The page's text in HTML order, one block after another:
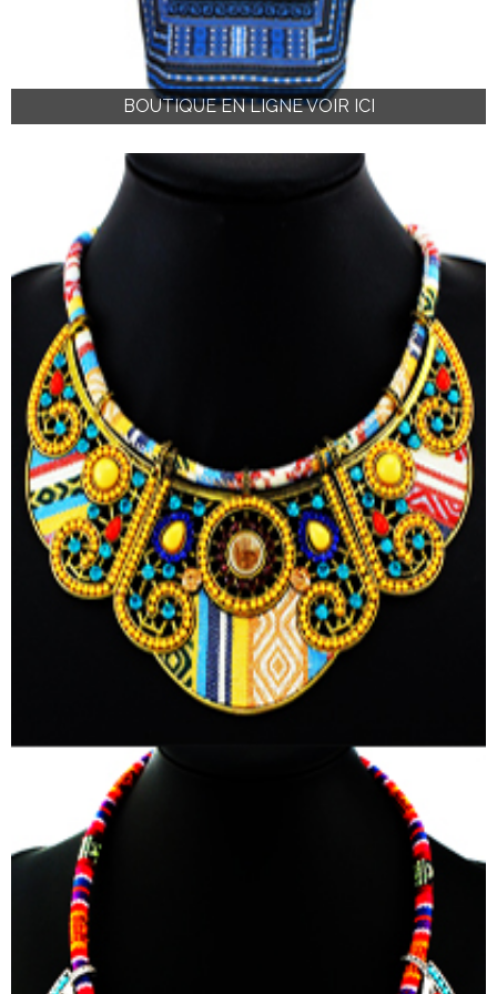
BOUTIQUE EN LIGNE VOIR ICI